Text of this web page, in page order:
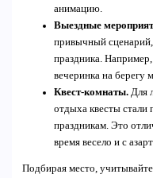
анимацию.
Выездные
привычный
праздника.
вечеринка на берегу
Квест-комнаты.Для
отдыха квесты стали
праздникам. Это
время весело и с
Подбирая место,